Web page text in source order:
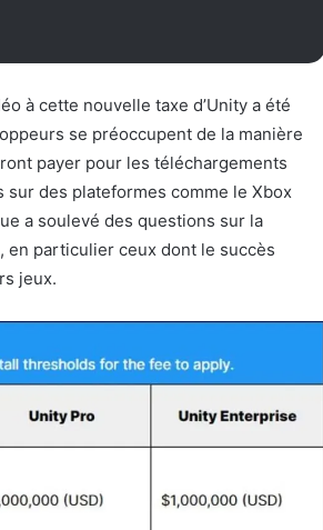
à cette nouvelle taxe d’Unity a été
se préoccupent de la manière
payer pour les téléchargements
des plateformes comme le Xbox
a soulevé des questions sur la
particulier ceux dont le succès
jeux.